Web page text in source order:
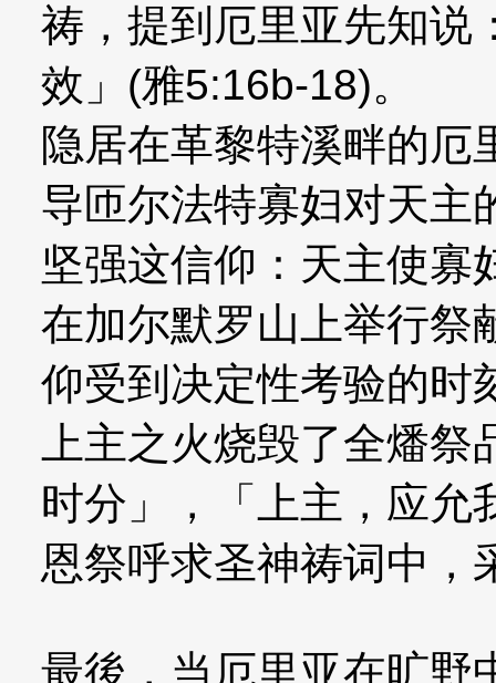
祷，提到厄里亚先知说
效」(雅5:16b-18)。
隐居在革黎特溪畔的厄
导匝尔法特寡妇对天主
坚强这信仰：天主使寡
在加尔默罗山上举行祭
仰受到决定性考验的时
上主之火烧毁了全燔
时分」，「上主，应允
恩祭呼求圣神祷词中，
最後，当厄里亚在旷野